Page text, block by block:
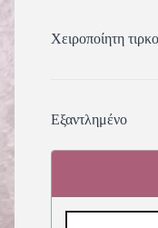
Χειροποίητη
Εξαντλημένο